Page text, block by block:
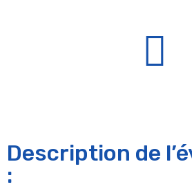
Description de
: